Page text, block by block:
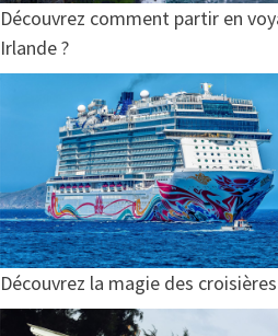
Découvrez comment partir en
Irlande ?
Découvrez la magie des croisières